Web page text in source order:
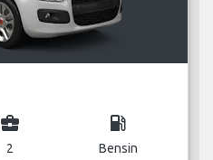
business_center
2
local_gas_station
Bensin